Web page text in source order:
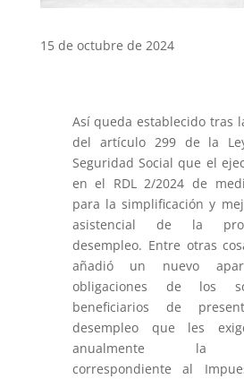
15 de octubre de 2024
Así queda establecido tras
del artículo 299 de la
Seguridad Social que el
en el RDL 2/2024 de
para la simplificación y
asistencial de la
desempleo. Entre otras
añadió un nuevo
obligaciones de los
beneficiarios de
desempleo que les
anualmente la
correspondiente al